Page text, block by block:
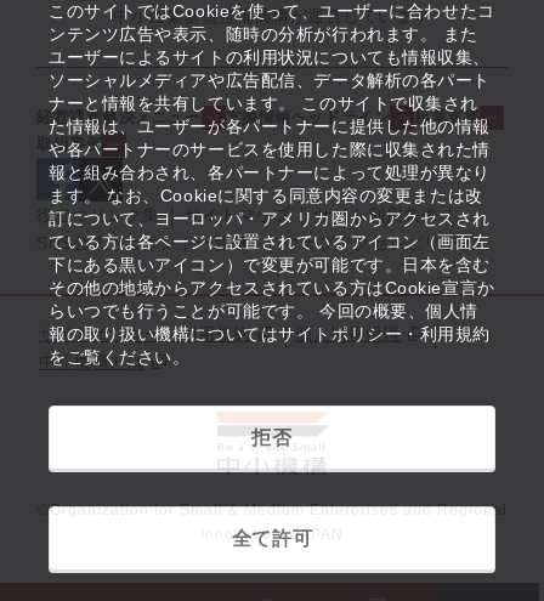
このサイトではCookieを使って、ユーザーに合わせたコ
ンテンツ広告や表示、随時の分析が行われます。 また
ユーザーによるサイトの利用状況についても情報収集、
ソーシャルメディアや広告配信、データ解析の各パート
ナーと情報を共有しています。 このサイトで収集され
た情報は、ユーザーが各パートナーに提供した他の情報
や各パートナーのサービスを使用した際に収集された情
報と組み合わされ、各パートナーによって処理が異なり
ます。 なお、Cookieに関する同意内容の変更または改
訂について、ヨーロッパ・アメリカ圏からアクセスされ
ている方は各ページに設置されているアイコン（画面左
下にある黒いアイコン）で変更が可能です。日本を含む
その他の地域からアクセスされている方はCookie宣言か
らいつでも行うことが可能です。 今回の概要、個人情
報の取り扱い機構についてはサイトポリシー・利用規約
をご覧ください。
拒否
全て許可
中小企業基盤整備機構が運営しています
経営課題解決メニュー 支援情報ヘッドライン
起業支援
取組事例
役立つリンク集 サイトマップ
サイト利用条件
SNS公式アカウント一覧
ウェブアクセシビリティ
サイトポリシー・利用規約
個人情報保護
中小機構とは
©Organization for Small & Medium Enterprises and Regional
Innovation, JAPAN